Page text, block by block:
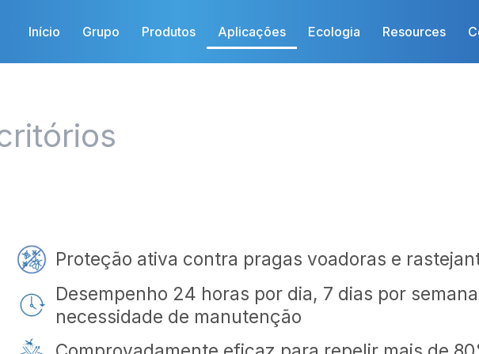
Início Grupo Produtos Aplicações Ecologia Resources
Proteção ativa contra pragas voadoras e
Desempenho 24 horas por dia, 7 dias por
necessidade de manutenção